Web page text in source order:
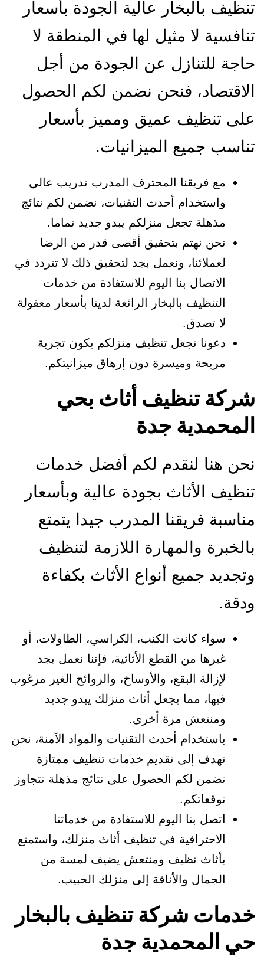
تنظيف بالبخار عالية الجودة بأسعار
تنافسية لا مثيل لها في المنطقة لا
حاجة للتنازل عن الجودة من أجل
الاقتصاد، فنحن نضمن لكم الحصول
على تنظيف عميق ومميز بأسعار
تناسب جميع الميزانيات.
مع فريقنا المحترف المدرب تدريب عالي
واستخدام أحدث التقنيات، نضمن لكم نتائج
مذهلة تجعل منزلكم يبدو جديد تماما.
نحن نهتم بتحقيق أقصى قدر من الرضا
لعملائنا، ونعمل بجد لتحقيق ذلك لا تتردد في
الاتصال بنا اليوم للاستفادة من خدمات
التنظيف بالبخار الرائعة لدينا بأسعار معقولة
لا تصدق.
دعونا نجعل تنظيف منزلكم يكون تجربة
مريحة وميسرة دون إرهاق ميزانيتكم.
شركة تنظيف أثاث بحي
المحمدية جدة
نحن هنا لنقدم لكم أفضل خدمات
تنظيف الأثاث بجودة عالية وبأسعار
مناسبة فريقنا المدرب جيدا يتمتع
بالخبرة والمهارة اللازمة لتنظيف
وتجديد جميع أنواع الأثاث بكفاءة
ودقة.
سواء كانت الكنب، الكراسي، الطاولات، أو
غيرها من القطع الأثاثية، فإننا نعمل بجد
لإزالة البقع، والأوساخ، والروائح الغير مرغوب
فيها، مما يجعل أثاث منزلك يبدو جديد
ومنتعش مرة أخرى.
باستخدام أحدث التقنيات والمواد الآمنة، نحن
نهدف إلى تقديم خدمات تنظيف ممتازة
تضمن لكم الحصول على نتائج مذهلة تتجاوز
توقعاتكم.
اتصل بنا اليوم للاستفادة من خدماتنا
الاحترافية في تنظيف أثاث منزلك، واستمتع
بأثاث نظيف ومنتعش يضيف لمسة من
الجمال والأناقة إلى منزلك الحبيب.
خدمات شركة تنظيف بالبخار
حي المحمدية جدة